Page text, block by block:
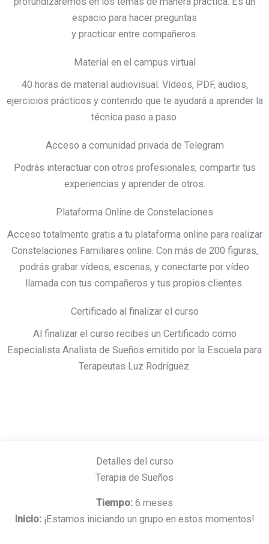
espacio para hacer preguntas
y practicar entre compañeros.
Material en el campus virtual
40 horas de material audiovisual. Vídeos, PDF, audios,
ejercicios prácticos y contenido que te ayudará a aprender la
técnica paso a paso.
Acceso a comunidad privada de Telegram
Podrás interactuar con otros profesionales, compartir tus
experiencias y aprender de otros.
Plataforma Online de Constelaciones
Acceso totalmente gratis a tu plataforma online para realizar
Constelaciones Familiares online. Con más de 200 figuras,
podrás grabar vídeos, escenas, y conectarte por vídeo
llamada con tus compañeros y tus propios clientes.
Certificado al finalizar el curso
Al finalizar el curso recibes un Certificado como
Especialista Analista de Sueños emitido por la Escuela para
Terapeutas Luz Rodríguez.
Detalles del curso
Terapia de Sueños
Tiempo: 6 meses
Inicio: ¡Estamos iniciando un grupo en estos momentos!